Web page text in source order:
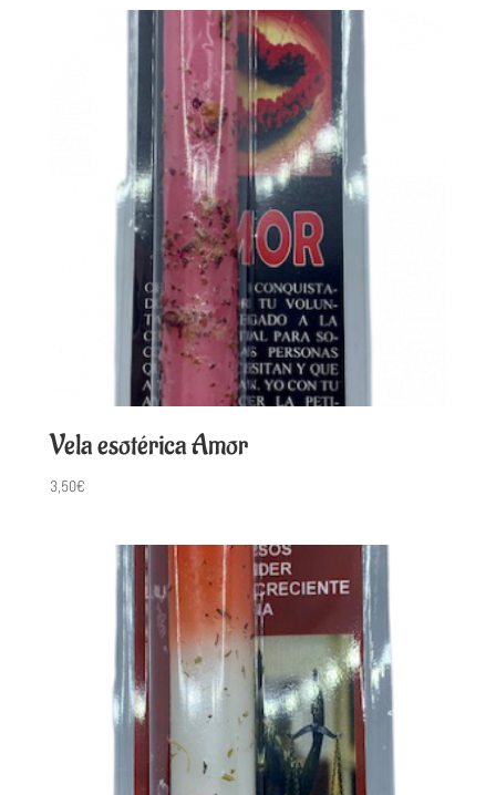
Vela esotérica Amor
3,50€